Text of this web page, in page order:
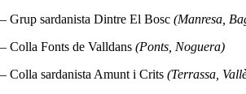
– Grup sardanista Dintre El Bosc (Manresa,
– Colla Fonts de Valldans (Ponts, Noguera)
– Colla sardanista Amunt i Crits (Terrassa,